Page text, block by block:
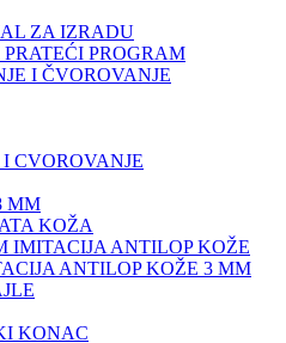
ZA IZRADU
PROGRAM
I ČVOROVANJE
CVOROVANJE
MM
KOŽA
IMITACIJA ANTILOP KOŽE
ANTILOP KOŽE 3 MM
KONAC